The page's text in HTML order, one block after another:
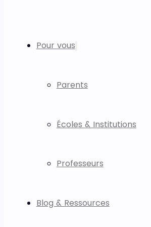
Pour vous
Parents
Écoles & Institutions
Professeurs
Blog & Ressources